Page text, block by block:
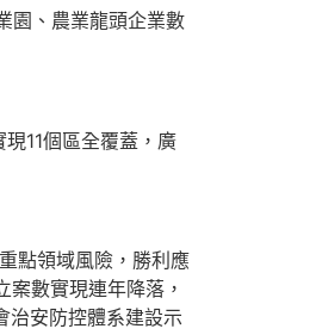
園、農業龍頭企業數
11個區全覆蓋，廣
點領域風險，勝利應
數實現連年降落，
治安防控體系建設示